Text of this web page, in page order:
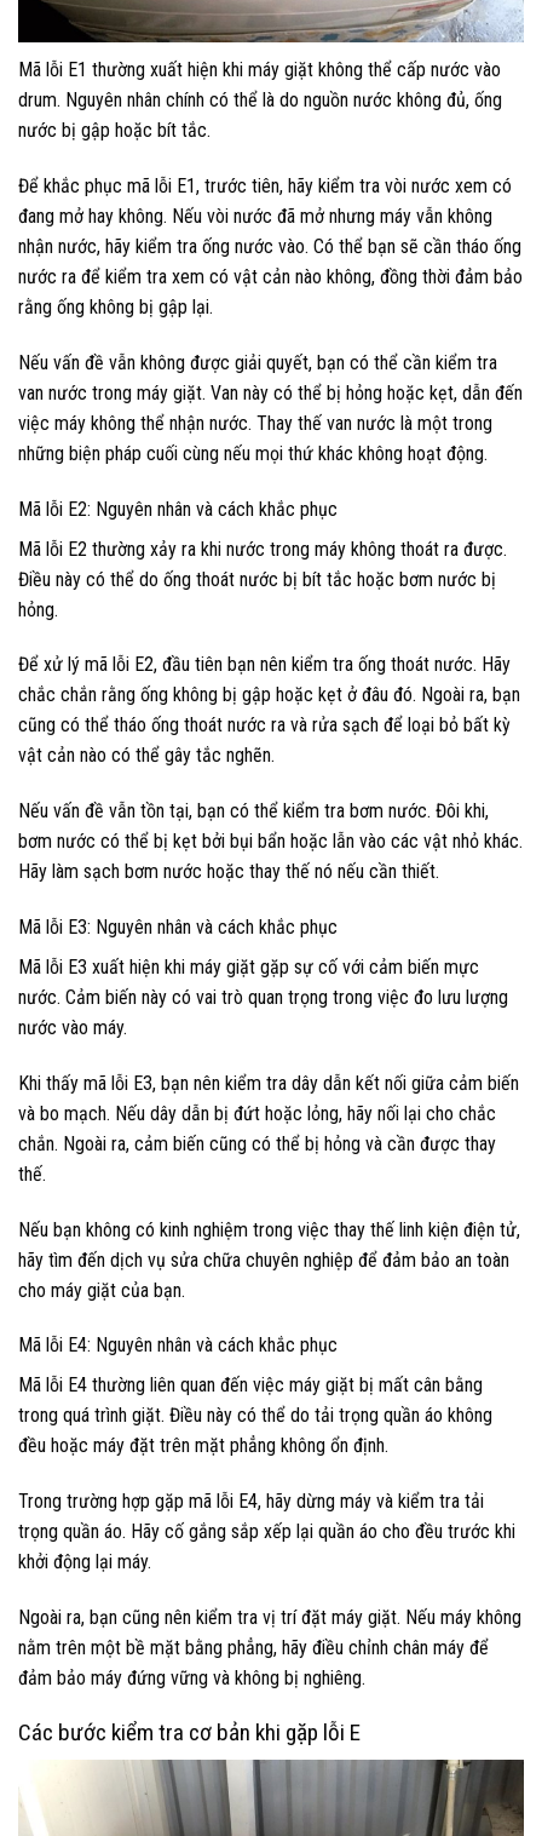
Mã lỗi E1 thường xuất hiện khi máy giặt không thể cấp nước vào
drum. Nguyên nhân chính có thể là do nguồn nước không đủ, ống
nước bị gập hoặc bít tắc.
Để khắc phục mã lỗi E1, trước tiên, hãy kiểm tra vòi nước xem có
đang mở hay không. Nếu vòi nước đã mở nhưng máy vẫn không
nhận nước, hãy kiểm tra ống nước vào. Có thể bạn sẽ cần tháo ống
nước ra để kiểm tra xem có vật cản nào không, đồng thời đảm bảo
rằng ống không bị gập lại.
Nếu vấn đề vẫn không được giải quyết, bạn có thể cần kiểm tra
van nước trong máy giặt. Van này có thể bị hỏng hoặc kẹt, dẫn đến
việc máy không thể nhận nước. Thay thế van nước là một trong
những biện pháp cuối cùng nếu mọi thứ khác không hoạt động.
Mã lỗi E2: Nguyên nhân và cách khắc phục
Mã lỗi E2 thường xảy ra khi nước trong máy không thoát ra được.
Điều này có thể do ống thoát nước bị bít tắc hoặc bơm nước bị
hỏng.
Để xử lý mã lỗi E2, đầu tiên bạn nên kiểm tra ống thoát nước. Hãy
chắc chắn rằng ống không bị gập hoặc kẹt ở đâu đó. Ngoài ra, bạn
cũng có thể tháo ống thoát nước ra và rửa sạch để loại bỏ bất kỳ
vật cản nào có thể gây tắc nghẽn.
Nếu vấn đề vẫn tồn tại, bạn có thể kiểm tra bơm nước. Đôi khi,
bơm nước có thể bị kẹt bởi bụi bẩn hoặc lẫn vào các vật nhỏ khác.
Hãy làm sạch bơm nước hoặc thay thế nó nếu cần thiết.
Mã lỗi E3: Nguyên nhân và cách khắc phục
Mã lỗi E3 xuất hiện khi máy giặt gặp sự cố với cảm biến mực
nước. Cảm biến này có vai trò quan trọng trong việc đo lưu lượng
nước vào máy.
Khi thấy mã lỗi E3, bạn nên kiểm tra dây dẫn kết nối giữa cảm biến
và bo mạch. Nếu dây dẫn bị đứt hoặc lỏng, hãy nối lại cho chắc
chắn. Ngoài ra, cảm biến cũng có thể bị hỏng và cần được thay
thế.
Nếu bạn không có kinh nghiệm trong việc thay thế linh kiện điện tử,
hãy tìm đến dịch vụ sửa chữa chuyên nghiệp để đảm bảo an toàn
cho máy giặt của bạn.
Mã lỗi E4: Nguyên nhân và cách khắc phục
Mã lỗi E4 thường liên quan đến việc máy giặt bị mất cân bằng
trong quá trình giặt. Điều này có thể do tải trọng quần áo không
đều hoặc máy đặt trên mặt phẳng không ổn định.
Trong trường hợp gặp mã lỗi E4, hãy dừng máy và kiểm tra tải
trọng quần áo. Hãy cố gắng sắp xếp lại quần áo cho đều trước khi
khởi động lại máy.
Ngoài ra, bạn cũng nên kiểm tra vị trí đặt máy giặt. Nếu máy không
nằm trên một bề mặt bằng phẳng, hãy điều chỉnh chân máy để
đảm bảo máy đứng vững và không bị nghiêng.
Các bước kiểm tra cơ bản khi gặp lỗi E